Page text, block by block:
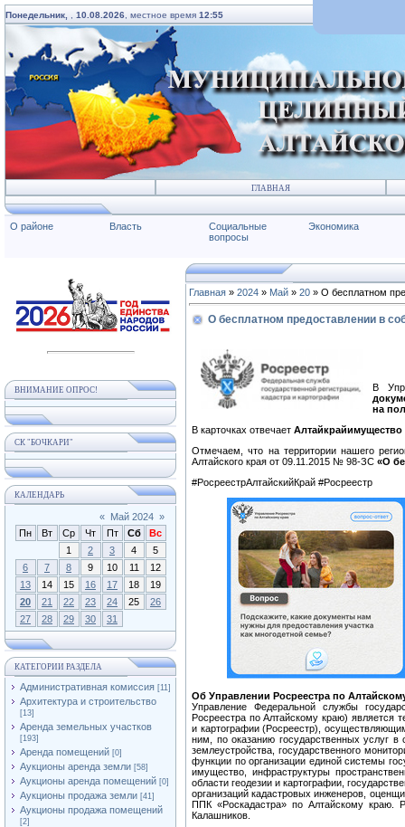
Понедельник, 10.08.2026 , местное время 12:55
ГЛАВНАЯ
О районе Власть
Социальные
вопросы
Экономика
ВНИМАНИЕ ОПРОС!
СК "БОЧКАРИ"
КАЛЕНДАРЬ
« Май 2024 »
Пн
Вт Ср Чт Пт Сб
Вс
1
2 3 4
5
6
7 8 9 10 11
12
13
14 15 16 17 18
19
20
21 22 23 24 25
26
27
28 29 30 31
КАТЕГОРИИ РАЗДЕЛА
Административная комиссия [11]
Архитектура и строительство
[13]
Аренда земельных участков
[193]
Аренда помещений [0]
Аукционы аренда земли [58]
Аукционы аренда помещений [0]
Аукционы продажа земли [41]
Аукционы продажа помещений
[2]
Главная » 2024 » Май » 20 » О бесплатном
О бесплатном предоставлении в
В
на
В карточках отвечает Алтайкрайимущество
Отмечаем, что на территории нашего
Алтайского края от 09.11.2015 № 98-ЗС «О
#РосреестрАлтайскийКрай #Росреестр
Об Управлении Росреестра по
Управление Федеральной службы
Росреестра по Алтайскому краю) является
и картографии (Росреестр),
ним, по оказанию государственных услуг в
землеустройства, государственного
функции по организации единой системы
имущество, инфраструктуры
области геодезии и картографии,
организаций кадастровых инженеров,
ППК «Роскадастра» по Алтайскому краю.
Калашников.